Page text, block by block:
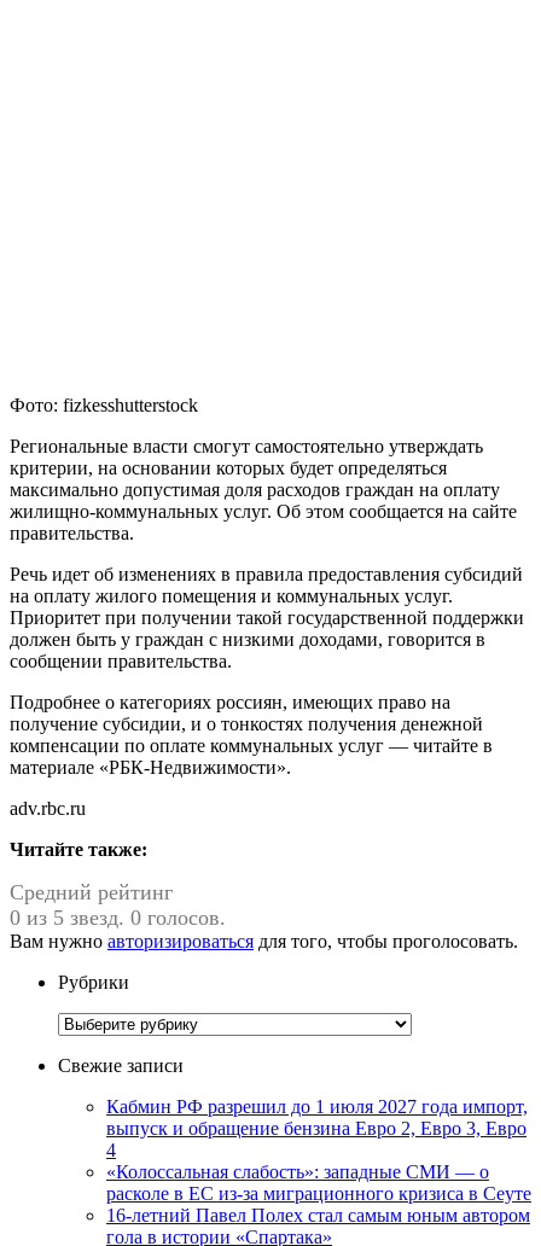
Фото: fizkesshutterstock
Региональные власти смогут самостоятельно утверждать
критерии, на основании которых будет определяться
максимально допустимая доля расходов граждан на оплату
жилищно-коммунальных услуг. Об этом сообщается на сайте
правительства.
Речь идет об изменениях в правила предоставления субсидий
на оплату жилого помещения и коммунальных услуг.
Приоритет при получении такой государственной поддержки
должен быть у граждан с низкими доходами, говорится в
сообщении правительства.
Подробнее о категориях россиян, имеющих право на
получение субсидии, и о тонкостях получения денежной
компенсации по оплате коммунальных услуг — читайте в
материале «РБК-Недвижимости».
adv.rbc.ru
Читайте также:
Средний рейтинг
0 из 5 звезд. 0 голосов.
Вам нужно авторизироваться для того, чтобы проголосовать.
Рубрики
Рубрики
Свежие записи
Кабмин РФ разрешил до 1 июля 2027 года импорт,
выпуск и обращение бензина Евро 2, Евро 3, Евро
4
«Колоссальная слабость»: западные СМИ — о
расколе в ЕС из-за миграционного кризиса в Сеуте
16-летний Павел Полех стал самым юным автором
гола в истории «Спартака»